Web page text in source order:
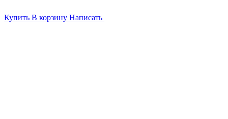
Купить В корзину Написать